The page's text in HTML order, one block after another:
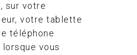
sur votre
votre tablette
téléphone
vous